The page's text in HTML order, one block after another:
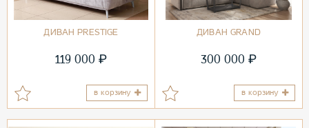
ДИВАН PRESTIGE
119 000 ₽
в корзину
ДИВАН GRAND
300 000 ₽
в корзину